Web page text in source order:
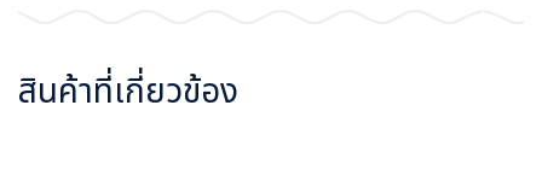
สินค้าที่เกี่ยวข้อง